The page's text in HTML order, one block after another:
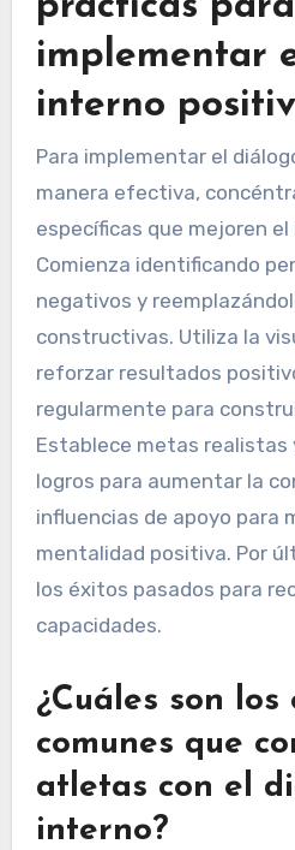
implementar
interno
Para implementar el
manera efectiva,
específicas que mejoren
Comienza identificando
negativos y
constructivas. Utiliza la
reforzar resultados
regularmente para
Establece metas realistas
logros para aumentar la
influencias de apoyo para
mentalidad positiva. Por
los éxitos pasados para
capacidades.
¿Cuáles son los
comunes que
atletas con el
interno?